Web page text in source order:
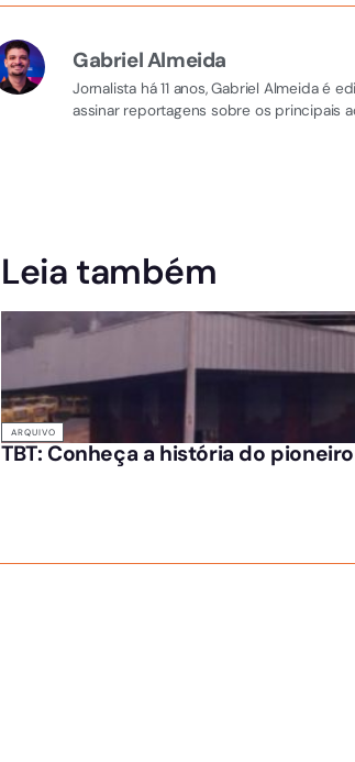
Gabriel Almeida
Jornalista há 11 anos, Gabriel Almeida é
assinar reportagens sobre os principais
Leia também
ARQUIVO
TBT: Conheça a história do